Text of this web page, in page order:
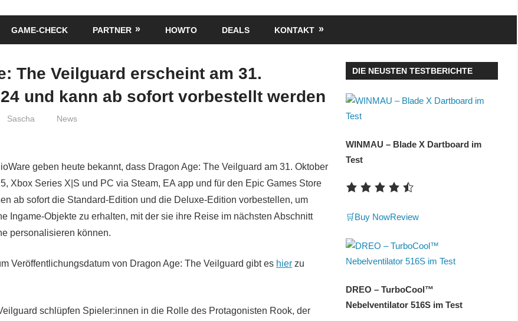
GAME-CHECK PARTNER HOWTO DEALS KONTAKT
The Veilguard erscheint am 31.
und kann ab sofort vorbestellt werden
Sascha News
geben heute bekannt, dass Dragon Age: The Veilguard am 31. Oktober
Xbox Series X|S und PC via Steam, EA app und für den Epic Games Store
ab sofort die Standard-Edition und die Deluxe-Edition vorbestellen, um
Ingame-Objekte zu erhalten, mit der sie ihre Reise im nächsten Abschnitt
personalisieren können.
Veröffentlichungsdatum von Dragon Age: The Veilguard gibt es hier zu
schlüpfen Spieler:innen in die Rolle des Protagonisten Rook, der
DIE NEUSTEN TESTBERICHTE
WINMAU – Blade X Dartboard im
Test
🛒Buy NowReview
DREO – TurboCool™
Nebelventilator 516S im Test